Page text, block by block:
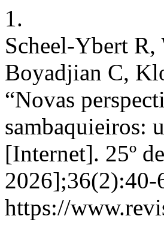
1.
Scheel-Ybert R,
Boyadjian C,
“Novas
sambaquieiros:
[Internet]. 25º
https://